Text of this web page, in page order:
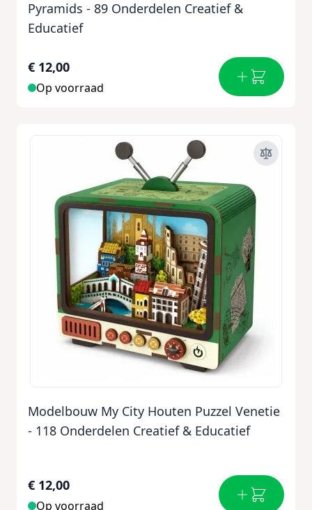
Pyramids - 89 Onderdelen Creatief &
Educatief
€ 12,00
Op voorraad
Modelbouw My City Houten Puzzel Venetie
- 118 Onderdelen Creatief & Educatief
€ 12,00
Op voorraad